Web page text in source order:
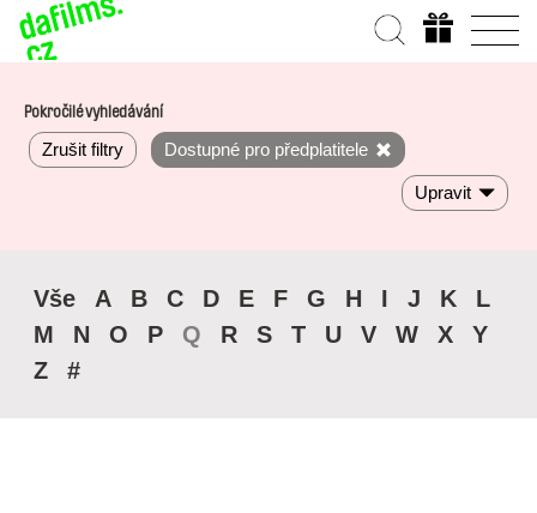
Pokročilé vyhledávání
Zrušit filtry Dostupné pro předplatitele
Upravit
Vše A B C D E F G H I J K
L
M
N O P Q R S T U V W X
Y
Z
#